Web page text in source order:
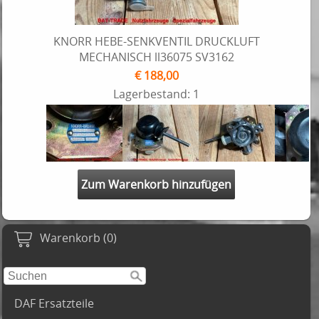
Warenkorb (0)
DAF Ersatzteile
KNORR HEBE-SENKVENTIL DRUCKLUFT
MECHANISCH ll36075 SV3162
€ 188,00
Lagerbestand: 1
Zum Warenkorb hinzufügen